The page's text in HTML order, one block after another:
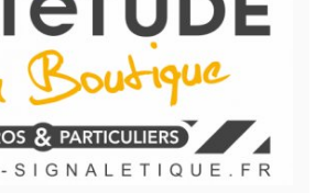
votre droit d'accès aux
et les faire rectifier en
PATRY, responsable
des données informatiques, au
par mail sur info@aptetude.net.